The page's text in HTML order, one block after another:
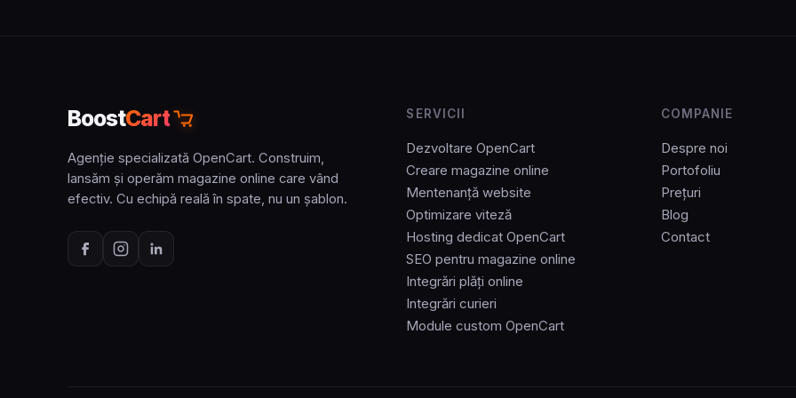
BoostCart
Agenție specializată OpenCart. Construim,
lansăm și operăm magazine online care vând
efectiv. Cu echipă reală în spate, nu un șablon.
SERVICII
Dezvoltare OpenCart
Creare magazine online
Mentenanță website
Optimizare viteză
Hosting dedicat OpenCart
SEO pentru magazine online
Integrări plăți online
Integrări curieri
Module custom OpenCart
COMPANIE
Despre noi
Portofoliu
Prețuri
Blog
Contact